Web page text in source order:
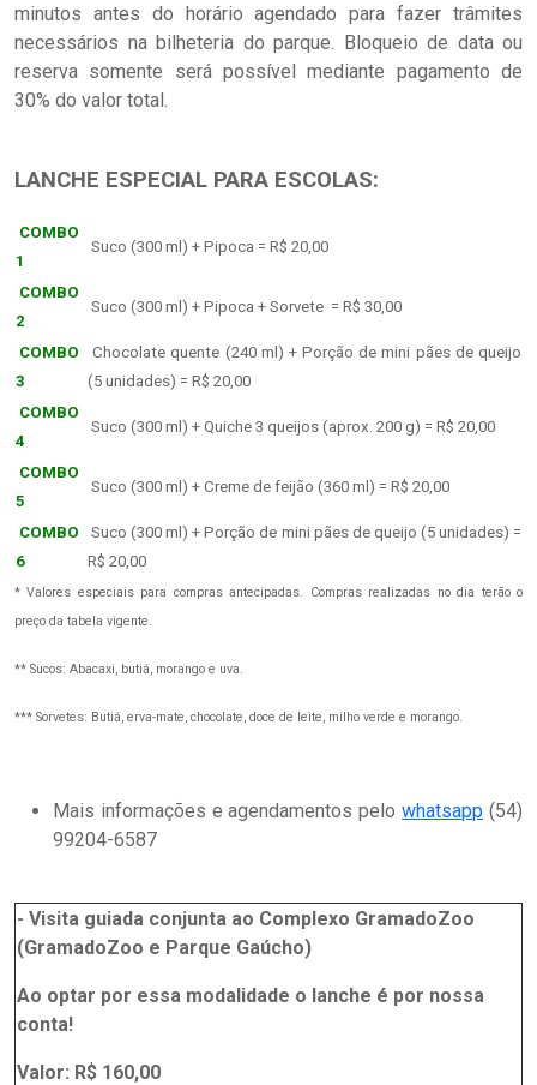
minutos antes do horário agendado para fazer trâmites
necessários na bilheteria do parque. Bloqueio de data ou
reserva somente será possível mediante pagamento de
30% do valor total.
LANCHE ESPECIAL PARA ESCOLAS:
COMBO
1
Suco (300 ml) + Pipoca = R$ 20,00
COMBO
2
Suco (300 ml) + Pipoca + Sorvete = R$ 30,00
COMBO
3
Chocolate quente (240 ml) + Porção de mini pães de queijo
(5 unidades) = R$ 20,00
COMBO
4
Suco (300 ml) + Quiche 3 queijos (aprox. 200 g) = R$ 20,00
COMBO
5
Suco (300 ml) + Creme de feijão (360 ml) = R$ 20,00
COMBO
6
Suco (300 ml) + Porção de mini pães de queijo (5 unidades) =
R$ 20,00
* Valores especiais para compras antecipadas. Compras realizadas no dia terão o
preço da tabela vigente.
** Sucos: Abacaxi, butiá, morango e uva.
*** Sorvetes: Butiá, erva-mate, chocolate, doce de leite, milho verde e morango.
Mais informações e agendamentos pelowhatsapp (54)
99204-6587
- Visita guiada conjunta ao Complexo GramadoZoo
(GramadoZoo e Parque Gaúcho)
Ao optar por essa modalidade o lanche é por nossa
conta!
Valor: R$ 160,00